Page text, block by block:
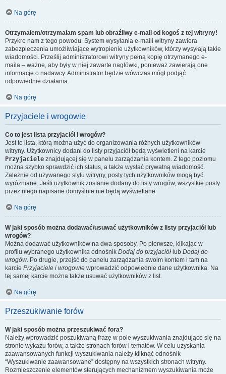
Na górę
Otrzymałem/otrzymałam spam lub obraźliwy e-mail od kogoś z tej witryny!
Przykro nam z tego powodu. System wysyłania e-maili witryny zawiera
zabezpieczenia umożliwiające wytropienie użytkowników, którzy wysyłają takie
wiadomości. Prześlij administratorowi witryny pełną kopię otrzymanego e-
maila – ważne, aby były w niej zawarte nagłówki, ponieważ zawierają one
informacje o nadawcy. Administrator będzie wówczas mógł podjąć
odpowiednie działania.
Na górę
Przyjaciele i wrogowie
Co to jest lista przyjaciół i wrogów?
Jest to lista, którą można użyć do organizowania różnych użytkowników
witryny. Użytkownicy dodani do listy przyjaciół będą wyświetleni na karcie
Przyjaciele znajdującej się w panelu zarządzania kontem. Z tego poziomu
można szybko sprawdzić ich status, a także wysłać prywatną wiadomość.
Zależnie od używanego stylu witryny, posty tych użytkowników mogą być
wyróżniane. Jeśli użytkownik zostanie dodany do listy wrogów, wszystkie posty
przez niego napisane domyślnie nie będą wyświetlane.
Na górę
W jaki sposób można dodawać/usuwać użytkowników z listy przyjaciół lub
wrogów?
Można dodawać użytkowników na dwa sposoby. Po pierwsze, klikając w
profilu wybranego użytkownika odnośnik Dodaj do przyjaciół lub Dodaj do
wrogów. Po drugie, przejść do panelu zarządzania swoim kontem i tam na
karcie Przyjaciele i wrogowie wprowadzić odpowiednie dane użytkownika. Na
tej samej karcie można także usuwać użytkowników z list.
Na górę
Przeszukiwanie forów
W jaki sposób można przeszukiwać fora?
Należy wprowadzić poszukiwaną frazę w pole wyszukiwania znajdujące się na
stronie wykazu forów, a także stronach forów i tematów. W celu uzyskania
zaawansowanych funkcji wyszukiwania należy kliknąć odnośnik
“Wyszukiwanie zaawansowane” dostępny na wszystkich stronach witryny.
Rozmieszczenie elementów sterujących mechanizmem wyszukiwania może